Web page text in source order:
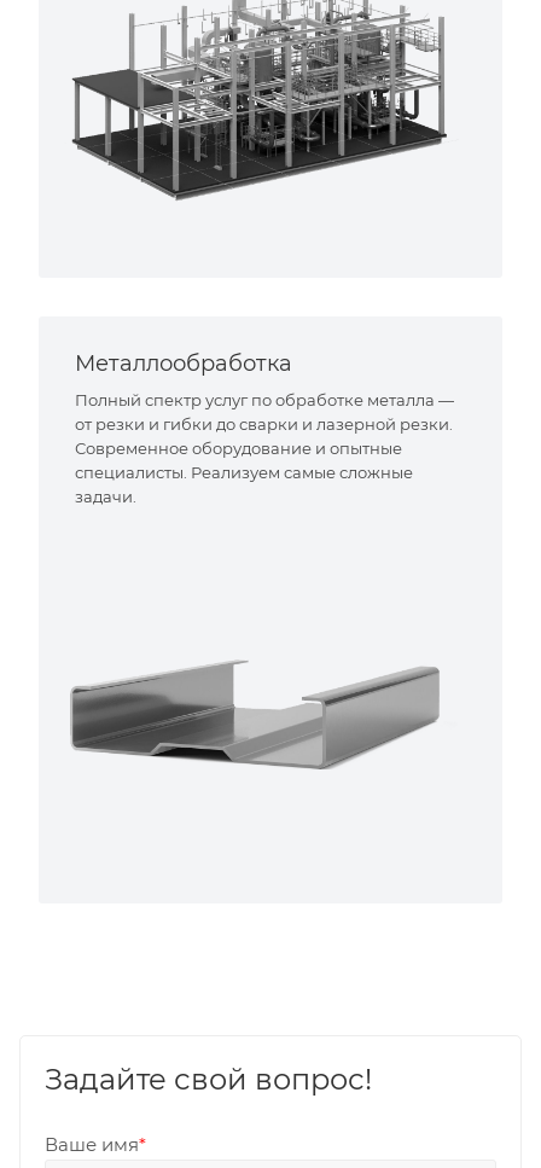
Металлообработка
Полный спектр услуг по обработке металла —
от резки и гибки до сварки и лазерной резки.
Современное оборудование и опытные
специалисты. Реализуем самые сложные
задачи.
Задайте свой вопрос!
Ваше имя*